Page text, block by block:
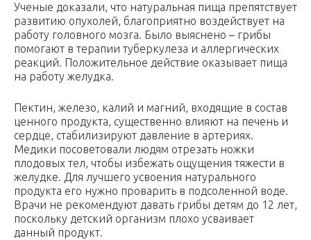
Ученые доказали, что натуральная пища препятствует
развитию опухолей, благоприятно воздействует на
работу головного мозга. Было выяснено – грибы
помогают в терапии туберкулеза и аллергических
реакций. Положительное действие оказывает пища
на работу желудка.
Пектин, железо, калий и магний, входящие в состав
ценного продукта, существенно влияют на печень и
сердце, стабилизируют давление в артериях.
Медики посоветовали людям отрезать ножки
плодовых тел, чтобы избежать ощущения тяжести в
желудке. Для лучшего усвоения натурального
продукта его нужно проварить в подсоленной воде.
Врачи не рекомендуют давать грибы детям до 12 лет,
поскольку детский организм плохо усваивает
данный продукт.